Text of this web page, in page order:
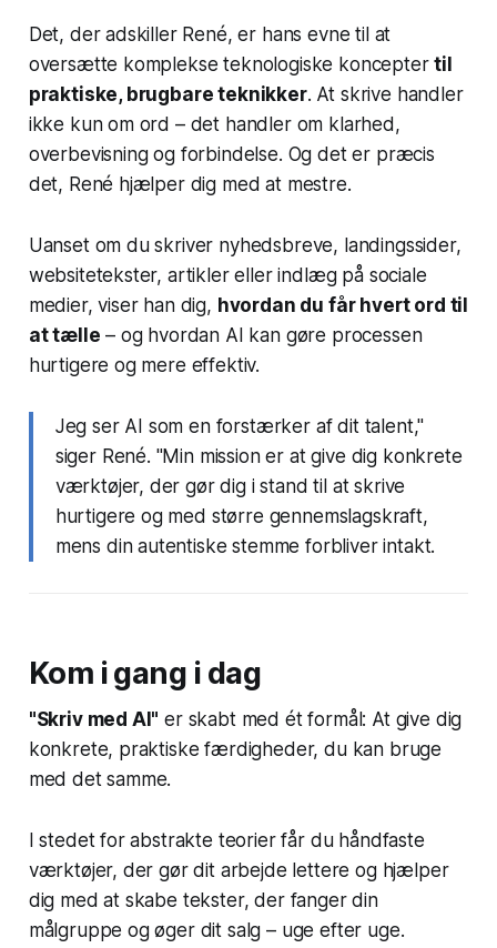
Det, der adskiller René, er hans evne til at
oversætte komplekse teknologiske konceptertil
praktiske, brugbare teknikker. At skrive handler
ikke kun om ord – det handler om klarhed,
overbevisning og forbindelse. Og det er præcis
det, René hjælper dig med at mestre.
Uanset om du skriver nyhedsbreve, landingssider,
websitetekster, artikler eller indlæg på sociale
medier, viser han dig, hvordan du får hvert ord til
at tælle – og hvordan AI kan gøre processen
hurtigere og mere effektiv.
Jeg ser AI som en forstærker af dit talent,"
siger René. "Min mission er at give dig konkrete
værktøjer, der gør dig i stand til at skrive
hurtigere og med større gennemslagskraft,
mens din autentiske stemme forbliver intakt.
Kom i gang i dag
"Skriv med AI" er skabt med ét formål: At give dig
konkrete, praktiske færdigheder, du kan bruge
med det samme.
I stedet for abstrakte teorier får du håndfaste
værktøjer, der gør dit arbejde lettere og hjælper
dig med at skabe tekster, der fanger din
målgruppe og øger dit salg – uge efter uge.